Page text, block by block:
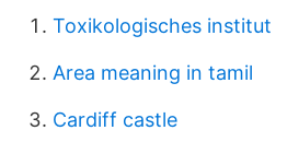
Toxikologisches institut
Area meaning in tamil
Cardiff castle